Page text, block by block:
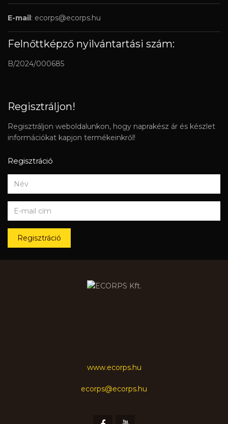
E-mail : ecorps@ecorps.hu
Felnőttképző nyilvántartási szám:
B/2024/000685
Regisztráljon!
Regisztráljon weboldalunkon, hogy naprakész ár és készlet
információkat kapjon termékeinkről!
Regisztráció
Regisztráció
www.ecorps.hu
ecorps@ecorps.hu